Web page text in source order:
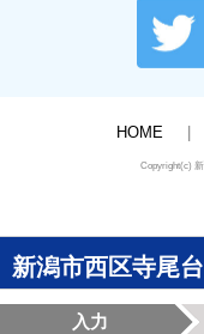
HOME
Copyright(c)
新潟市西区寺尾
入力